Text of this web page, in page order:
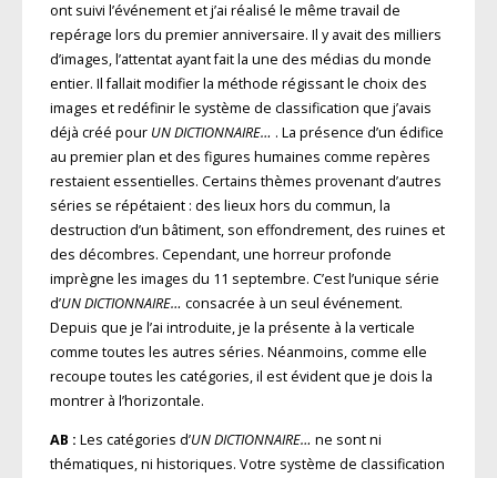
ont suivi l’événement et j’ai réalisé le même travail de
repérage lors du premier anniversaire. Il y avait des milliers
d’images, l’attentat ayant fait la une des médias du monde
entier. Il fallait modifier la méthode régissant le choix des
images et redéfinir le système de classification que j’avais
déjà créé pour UN DICTIONNAIRE… . La présence d’un édifice
au premier plan et des figures humaines comme repères
restaient essentielles. Certains thèmes provenant d’autres
séries se répétaient : des lieux hors du commun, la
destruction d’un bâtiment, son effondrement, des ruines et
des décombres. Cependant, une horreur profonde
imprègne les images du 11 septembre. C’est l’unique série
d’UN DICTIONNAIRE… consacrée à un seul événement.
Depuis que je l’ai introduite, je la présente à la verticale
comme toutes les autres séries. Néanmoins, comme elle
recoupe toutes les catégories, il est évident que je dois la
montrer à l’horizontale.
AB : Les catégories d’UN DICTIONNAIRE… ne sont ni
thématiques, ni historiques. Votre système de classification